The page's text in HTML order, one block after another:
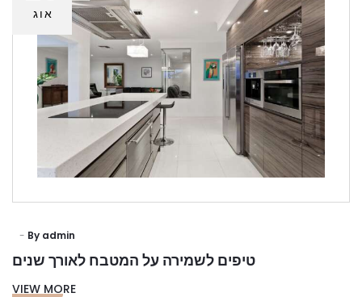
אוג
By admin
טיפים לשמירה על המטבח לאורך שנים
VIEW MORE